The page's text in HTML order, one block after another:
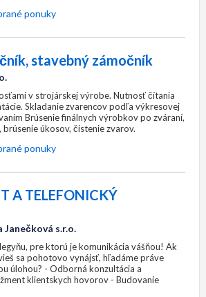
ponuky
stavebný zámočník
v strojárskej výrobe. Nutnosť čítania
Skladanie zvarencov podľa výkresovej
​Brúsenie finálnych výrobkov po zváraní,
úkosov, čistenie zvarov.​
ponuky
A TELEFONICKÝ
Janečková s.r.o.
pre ktorú je komunikácia vášňou! Ak
sa pohotovo vynájsť, hľadáme práve
úlohou? - Odborná konzultácia a
klientskych hovorov - Budovanie